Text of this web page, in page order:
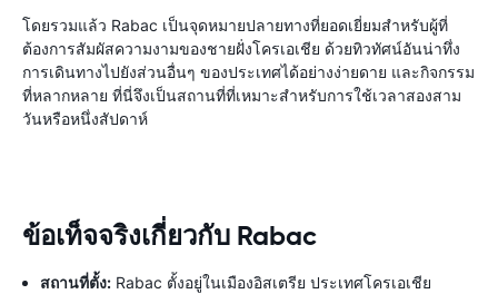
โดยรวมแล้ว Rabac เป็นจุดหมายปลายทางที่ยอดเยี่ยมสำหรับผู้ที่
ต้องการสัมผัสความงามของชายฝั่งโครเอเชีย ด้วยทิวทัศน์อันน่าทึ่ง
การเดินทางไปยังส่วนอื่นๆ ของประเทศได้อย่างง่ายดาย และกิจกรรม
ที่หลากหลาย ที่นี่จึงเป็นสถานที่ที่เหมาะสำหรับการใช้เวลาสองสาม
วันหรือหนึ่งสัปดาห์
ข้อเท็จจริงเกี่ยวกับ Rabac
สถานที่ตั้ง: Rabac ตั้งอยู่ในเมืองอิสเตรีย ประเทศโครเอเชีย